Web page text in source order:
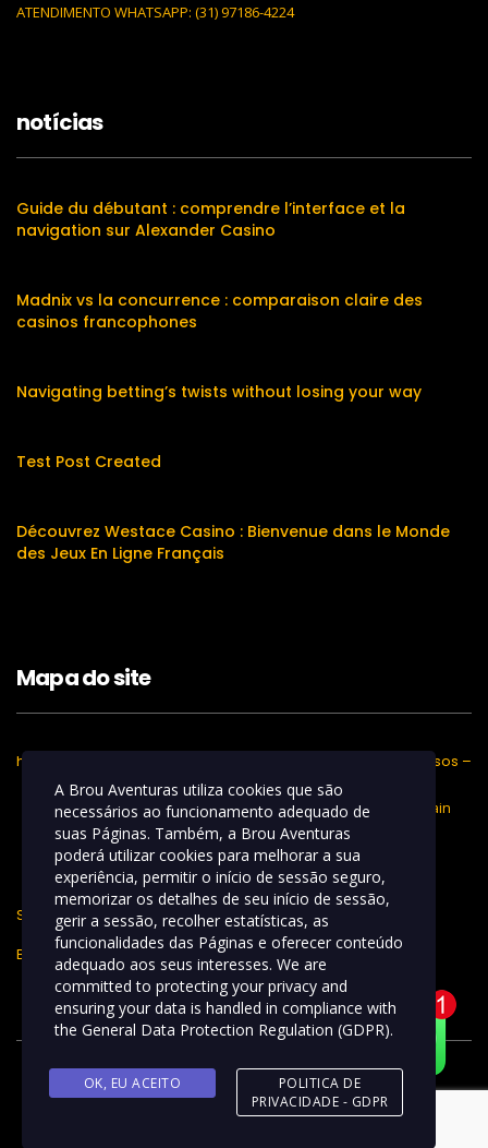
ATENDIMENTO WHATSAPP: (31) 97186-4224
notícias
Guide du débutant : comprendre l’interface et la
navigation sur Alexander Casino
Madnix vs la concurrence : comparaison claire des
casinos francophones
Navigating betting’s twists without losing your way
Test Post Created
Découvrez Westace Casino : Bienvenue dans le Monde
des Jeux En Ligne Français
Mapa do site
home
Regulamentos – Percursos –
Desafio Brou de Mountain
Bike
Brou E-Bike Series
Brou Trail Run
Seja Patrocinador
Palestras
Blog
Contato
Copyright © 2019 - Desafio Brou - Site desenvolvido por
A Brou Aventuras utiliza cookies que são
necessários ao funcionamento adequado de
suas Páginas. Também, a Brou Aventuras
poderá utilizar cookies para melhorar a sua
experiência, permitir o início de sessão seguro,
memorizar os detalhes de seu início de sessão,
gerir a sessão, recolher estatísticas, as
funcionalidades das Páginas e oferecer conteúdo
adequado aos seus interesses. We are
committed to protecting your privacy and
ensuring your data is handled in compliance with
the General Data Protection Regulation (GDPR).
OK, EU ACEITO
POLITICA DE
PRIVACIDADE - GDPR